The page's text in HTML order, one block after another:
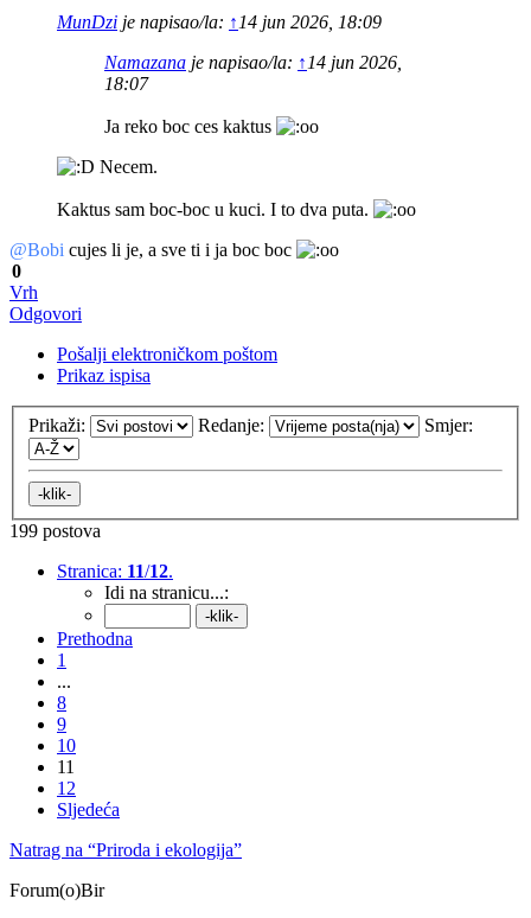
MunDzi je napisao/la: ↑ 14 jun 2026, 18:09
Namazana je napisao/la: ↑ 14 jun 2026,
18:07
Ja reko boc ces kaktus
Necem.
Kaktus sam boc-boc u kuci. I to dva puta.
@Bobi cujes li je, a sve ti i ja boc boc
0
Vrh
Odgovori
Pošalji elektroničkom poštom
Prikaz ispisa
Prikaži: Redanje: Smjer:
199 postova
Stranica: 11/12.
Idi na stranicu...:
Prethodna
1
...
8
9
10
11
12
Sljedeća
Natrag na “Priroda i ekologija”
Forum(o)Bir